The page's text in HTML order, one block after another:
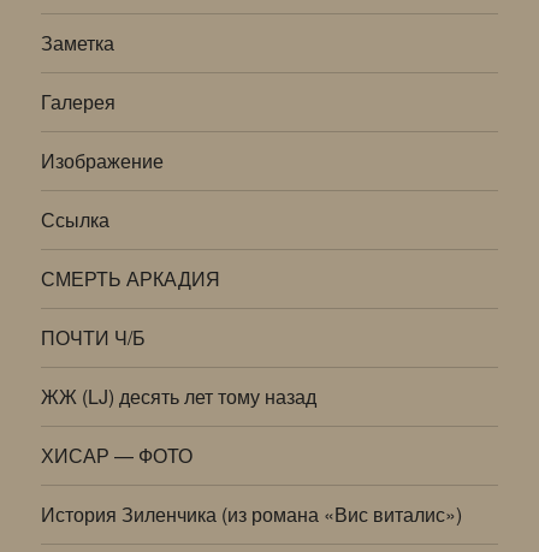
Заметка
Галерея
Изображение
Ссылка
СМЕРТЬ АРКАДИЯ
ПОЧТИ Ч/Б
ЖЖ (LJ) десять лет тому назад
ХИСАР — ФОТО
История Зиленчика (из романа «Вис виталис»)